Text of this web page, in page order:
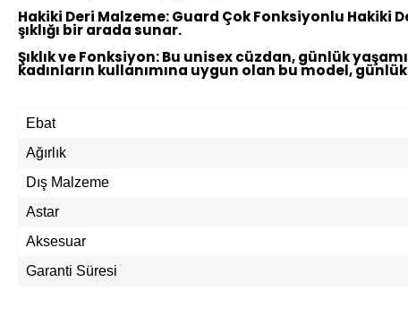
Hakiki Deri Malzeme:Guard Çok Fonksiyonlu Hakiki
şıklığı bir arada sunar.
Şıklık ve Fonksiyon:Bu unisex cüzdan, günlük
kadınların kullanımına uygun olan bu model,
Ebat
Ağırlık
Dış Malzeme
Astar
Aksesuar
Garanti Süresi